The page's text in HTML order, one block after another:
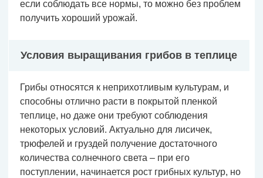
если соблюдать все нормы, то можно без проблем
получить хороший урожай.
Условия выращивания грибов в теплице
Грибы относятся к неприхотливым культурам, и
способны отлично расти в покрытой пленкой
теплице, но даже они требуют соблюдения
некоторых условий. Актуально для лисичек,
трюфелей и груздей получение достаточного
количества солнечного света – при его
поступлении, начинается рост грибных культур, но